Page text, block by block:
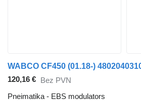
120,16 € Bez PVN
Pneimatika - EBS modulators